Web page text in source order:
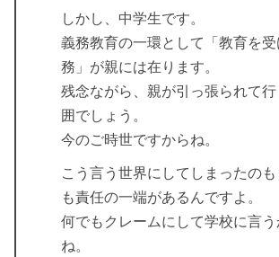
しかし、中学生です。
義務教育の一環として「教育を
務」が親には在ります。
残念ながら、親が引っ張られて
囲でしょう。
今のご時世ですからね。
こう言う世界にしてしまったの
も責任の一端があるんですよ。
何でもクレームにして学校に言う
ね。